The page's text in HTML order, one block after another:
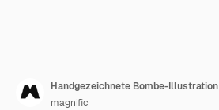
Handgezeichnete Bombe-Illustration
magnific